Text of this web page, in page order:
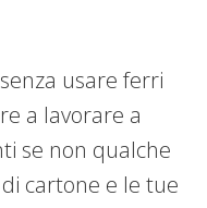
usare ferri
a lavorare a
se non qualche
cartone e le tue